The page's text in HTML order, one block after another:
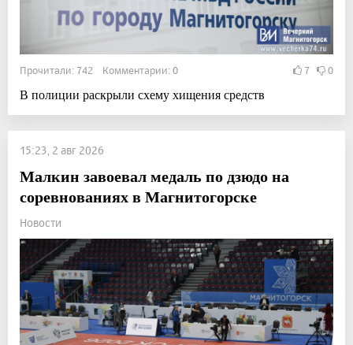
Прочитали: 742 Комментарии: 0 7 0
В полиции раскрыли схему хищения средств
15:23, 2 авг 2026
Малкин завоевал медаль по дзюдо на
соревнованиях в Магнитогорске
Новости